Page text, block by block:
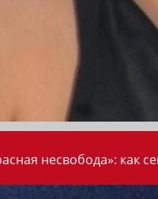
несвобода»: как